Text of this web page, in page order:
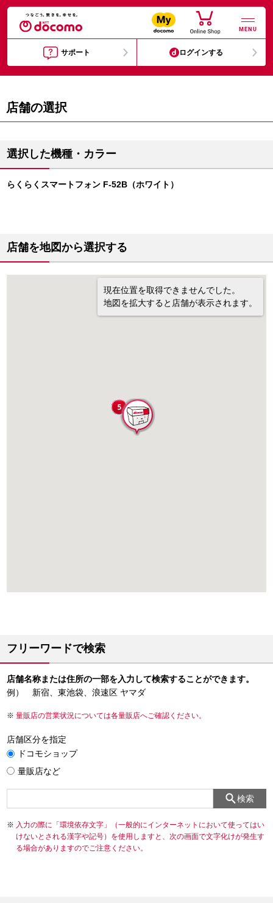
MENU
サポート ログインする
店舗の選択
選択した機種・カラー
らくらくスマートフォン F-52B（ホワイト）
店舗を地図から選択する
現在位置を取得できませんでした。
地図を拡大すると店舗が表示されます。
フリーワードで検索
店舗名称または住所の一部を入力して検索することができます。
例） 新宿、東池袋、浪速区 ヤマダ
量販店の営業状況については各量販店へご確認ください。
店舗区分を指定
ドコモショップ
量販店など
検索
入力の際に「環境依存文字」（一般的にインターネットにおいて使ってはい
けないとされる漢字や記号）を使用しますと、次の画面で文字化けが発生す
る場合がありますのでご注意ください。